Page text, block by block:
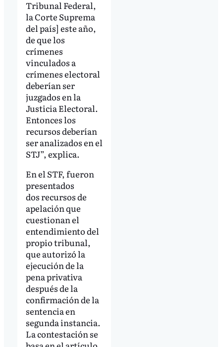
Tribunal Federal,
la Corte Suprema
del país] este año,
de que los
crímenes
vinculados a
crímenes electoral
deberían ser
juzgados en la
Justicia Electoral.
Entonces los
recursos deberían
ser analizados en el
STJ”, explica.
En el STF, fueron
presentados
dos recursos de
apelación que
cuestionan el
entendimiento del
propio tribunal,
que autorizó la
ejecución de la
pena privativa
después de la
confirmación de la
sentencia en
segunda instancia.
La contestación se